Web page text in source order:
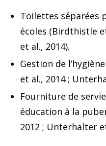
Toilettes séparées
écoles (Birdthistle
et al., 2014).
Gestion de
et al., 2014 ;
Fourniture de
éducation à la
2012 ; Unterhalter